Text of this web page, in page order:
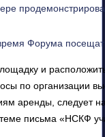
Форума
и
по организации
аренды, следует
теме письма «НСКФ